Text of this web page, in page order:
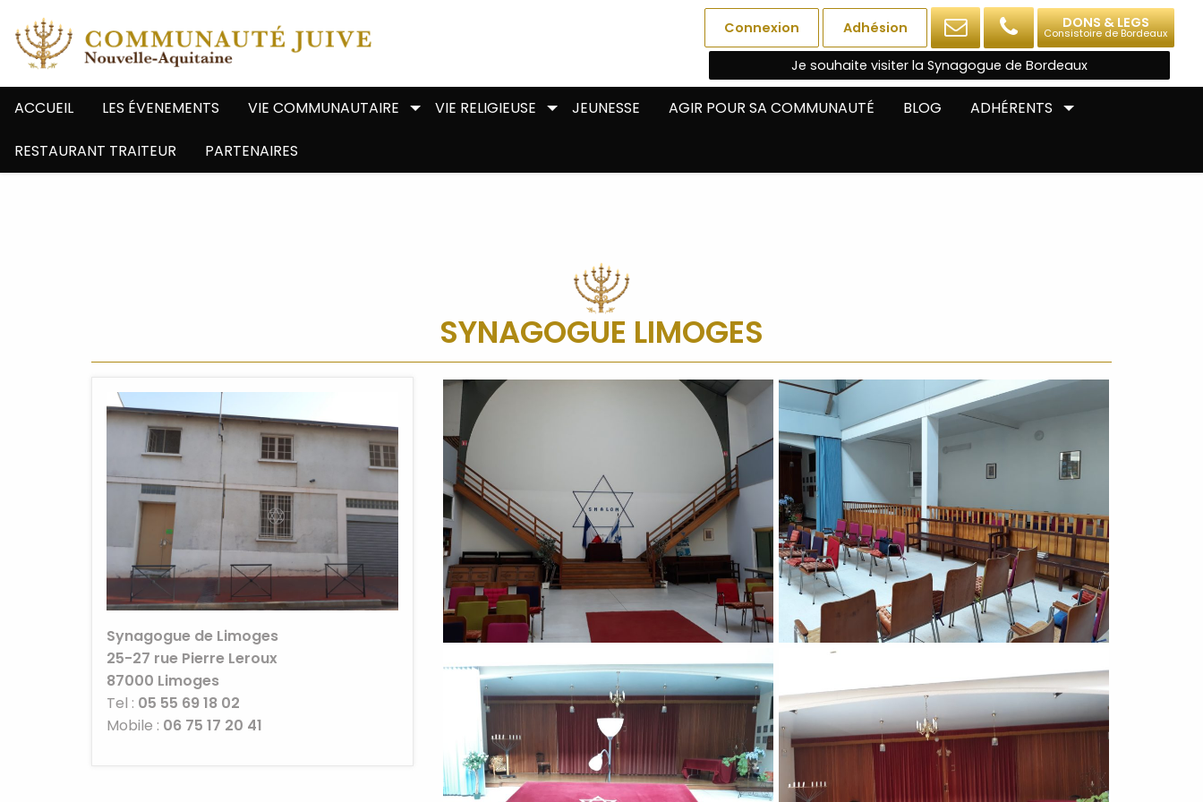
Connexion Adhésion DONS & LEGS
Consistoire de Bordeaux
Je souhaite visiter la Synagogue de Bordeaux
ACCUEIL LES ÉVENEMENTS VIE COMMUNAUTAIRE VIE RELIGIEUSE JEUNESSE AGIR POUR SA COMMUNAUTÉ BLOG ADHÉRENTS
RESTAURANT TRAITEUR PARTENAIRES
SYNAGOGUE LIMOGES
Synagogue de Limoges
25-27 rue Pierre Leroux
87000 Limoges
Tel : 05 55 69 18 02
Mobile : 06 75 17 20 41